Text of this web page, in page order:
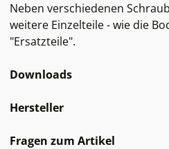
Neben verschiedenen
weitere Einzelteile - wie die
"Ersatzteile".
Downloads
Hersteller
Fragen zum Artikel